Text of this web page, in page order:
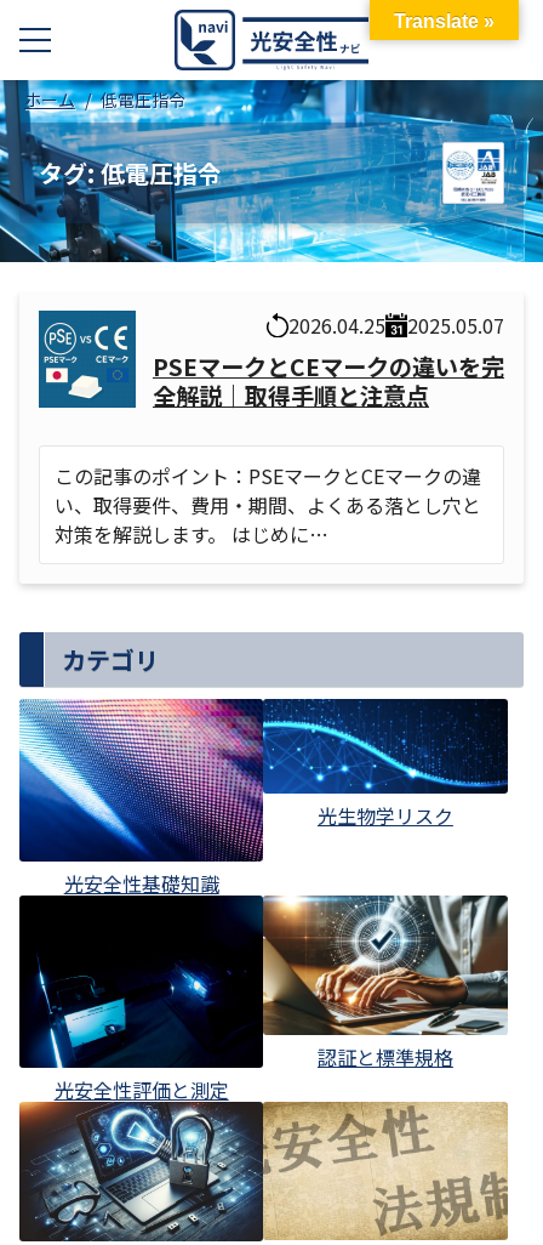
ホーム 低電圧指令
タグ:低電圧指令
2026.04.25 2025.05.07
PSEマークとCEマークの違いを完
全解説｜取得手順と注意点
この記事のポイント：PSEマークとCEマークの違
い、取得要件、費用・期間、よくある落とし穴と
対策を解説します。 はじめに…
カテゴリ
光安全性基礎知識
光生物学リスク
光安全性評価と測定
認証と標準規格
Translate »